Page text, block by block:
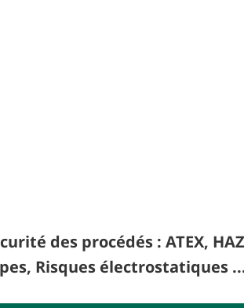
des procédés : ATEX,
Risques électrostatiques